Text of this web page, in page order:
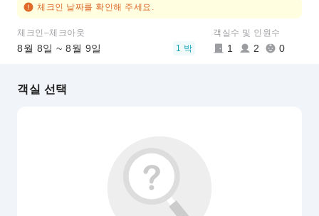
체크인 날짜를 확인해 주세요.
체크인–체크아웃
8월 8일 ~ 8월 9일 1 박
객실수 및 인원수
1 2 0
객실 선택